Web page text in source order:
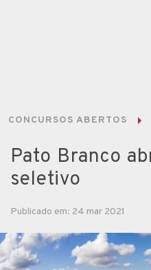
CONCURSOS ABERTOS
Pato Branco
seletivo
Publicado em: 24 mar 2021